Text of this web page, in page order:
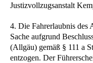
Justizvollzugsanstalt
4. Die Fahrerlaubnis des
Sache aufgrund
(Allgäu) gemäß § 111 a
entzogen. Der